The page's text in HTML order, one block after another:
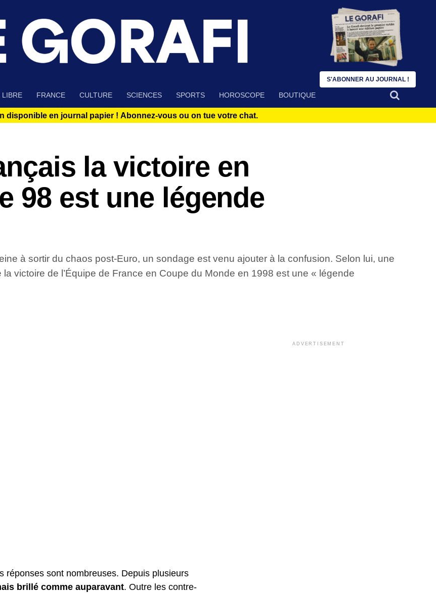
LIBRE FRANCE CULTURE SCIENCES SPORTS HOROSCOPE BOUTIQUE
disponible en journal papier ! Abonnez-vous ou on tue votre chat.
la victoire en
98 est une légende
à sortir du chaos post-Euro, un sondage est venu ajouter à la confusion. Selon lui, une
victoire de l’Équipe de France en Coupe du Monde en 1998 est une « légende
réponses sont nombreuses. Depuis plusieurs
brillé comme auparavant. Outre les contre-
ADVERTISEMENT
S'ABONNER AU JOURNAL !